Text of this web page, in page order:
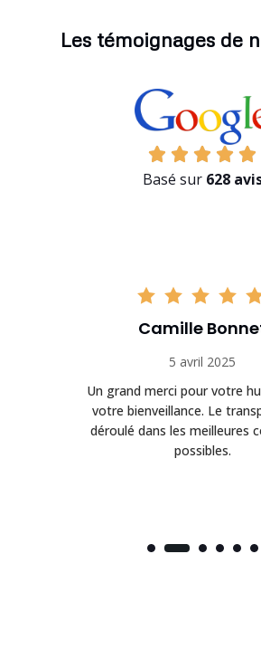
Les témoignages de
Basé sur 628
Camille
5 avril 2025
Un grand merci pour votre
votre bienveillance. Le
déroulé dans les meilleures
possibles.